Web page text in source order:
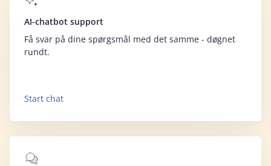
AI-chatbot support
Få svar på dine spørgsmål med det samme - døgnet
rundt.
Start chat